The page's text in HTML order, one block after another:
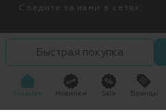
Следите за нами в сетях:
Быстрая покупка
Главная Новинки Sale Бренды